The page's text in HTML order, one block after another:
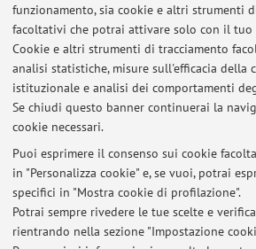
funzionamento, sia cookie e altri strumenti
facoltativi che potrai attivare solo con il tuo
Cookie e altri strumenti di tracciamento
analisi statistiche, misure sull'efficacia della
istituzionale e analisi dei comportamenti
Se chiudi questo banner continuerai la
cookie necessari.
Puoi esprimere il consenso sui cookie
in "Personalizza cookie" e, se vuoi, potrai
specifici in "Mostra cookie di profilazione".
Potrai sempre rivedere le tue scelte e
rientrando nella sezione "Impostazione
Ultimi avvisi
RICEVIMENTO 14/7/26 ore 16-18 su Teams
Pubblicato il: 10 luglio 2026
RISULTATI SECONDO ANNO SP<>IT Secondo
2026
Pubblicato il: 27 giugno 2026
RISULTATI PRIMO ANNO SP<>IT Secondo
Pubblicato il: 27 giugno 2026